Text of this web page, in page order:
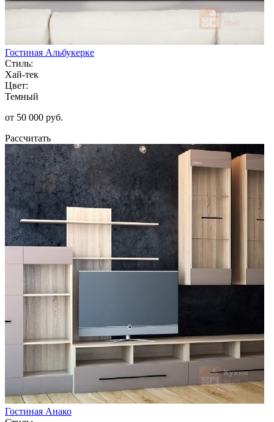
Гостиная Альбукерке
Стиль:
Хай-тек
Цвет:
Темный
от 50 000 руб.
Рассчитать
Гостиная Анако